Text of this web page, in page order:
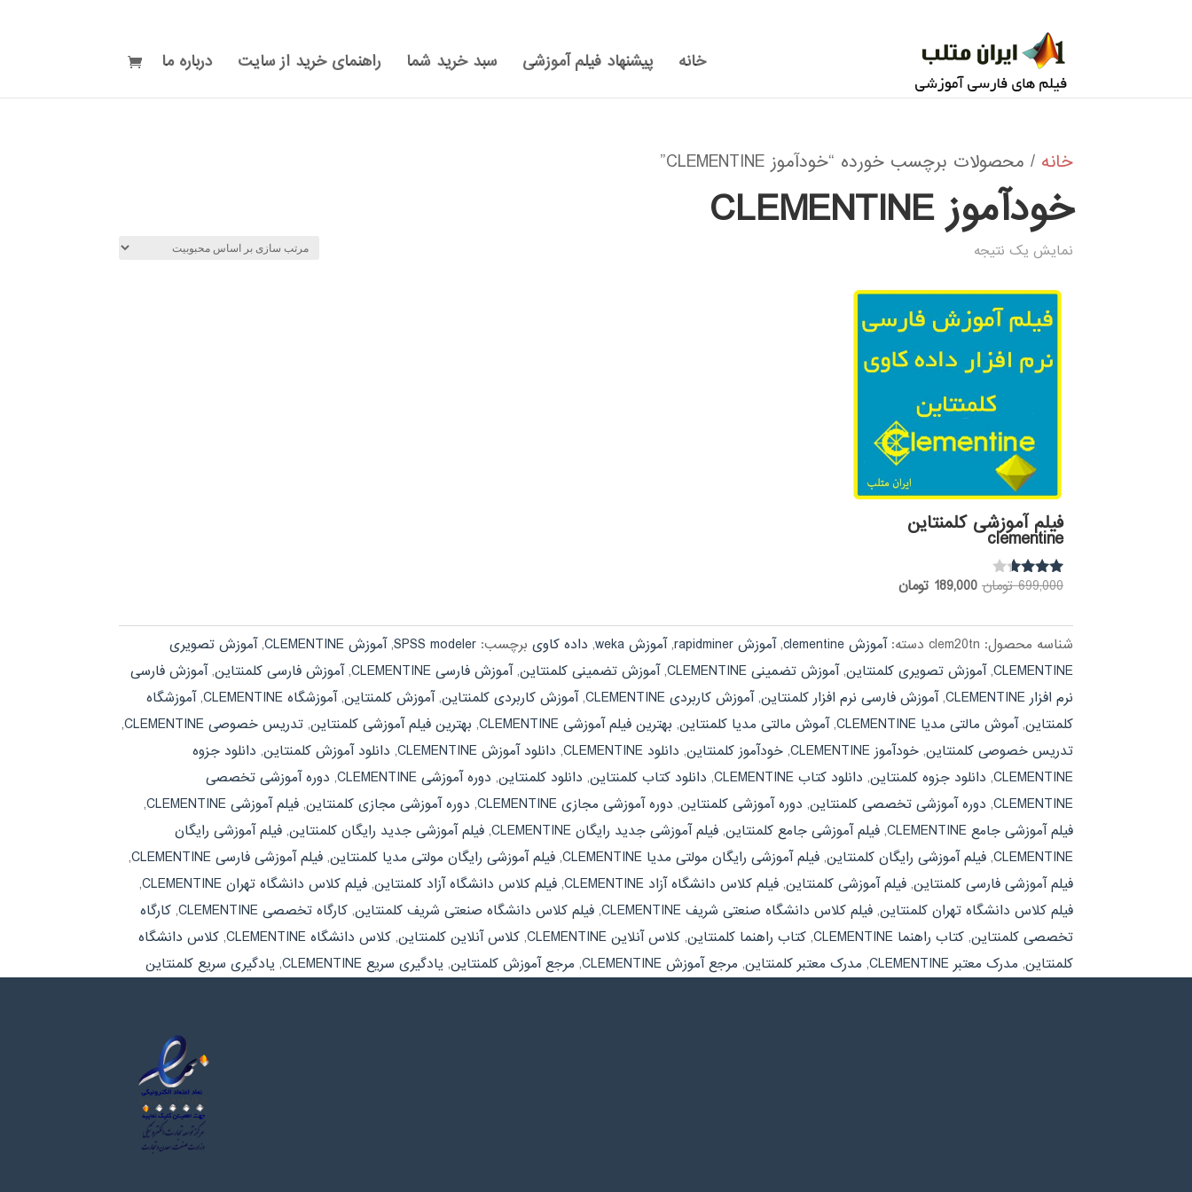
خانه پیشنهاد فیلم آموزشی سبد خرید شما راهنمای خرید از سایت درباره ما
خانه / محصولات برچسب خورده “خودآموز CLEMENTINE”
خودآموز CLEMENTINE
نمایش یک نتیجه
فیلم آموزشی کلمنتاین
clementine
نمره
699,000 تومان قیمت
699,000 تومان
بود.
189,000 تومان
189,000 تومان.
شناسه محصول: clem20tn دسته:آموزش clementine ,آموزش rapidminer ,آموزش weka , داده کاوی برچسب:SPSS modeler
,آموزش CLEMENTINE ,آموزش تصویری
CLEMENTINE
,آموزش تصویری کلمنتاین,آموزش تضمینی CLEMENTINE ,آموزش تضمینی کلمنتاین,آموزش فارسی CLEMENTINE ,آموزش فارسی کلمنتاین,آموزش فارسی
نرم افزار CLEMENTINE
,آموزش فارسی نرم افزار کلمنتاین,آموزش کاربردی CLEMENTINE ,آموزش کاربردی کلمنتاین,آموزش کلمنتاین,آموزشگاه CLEMENTINE ,آموزشگاه
کلمنتاین,آموش مالتی مدیا CLEMENTINE ,آموش مالتی مدیا کلمنتاین, بهترین فیلم آموزشی CLEMENTINE , بهترین فیلم آموزشی کلمنتاین,تدریس خصوصی CLEMENTINE
,
تدریس خصوصی کلمنتاین,خودآموز CLEMENTINE ,خودآموز کلمنتاین, دانلود CLEMENTINE , دانلود آموزش CLEMENTINE , دانلود آموزش کلمنتاین, دانلود جزوه
CLEMENTINE
, دانلود جزوه کلمنتاین, دانلود کتاب CLEMENTINE , دانلود کتاب کلمنتاین, دانلود کلمنتاین, دوره آموزشی CLEMENTINE , دوره آموزشی تخصصی
CLEMENTINE
, دوره آموزشی تخصصی کلمنتاین, دوره آموزشی کلمنتاین, دوره آموزشی مجازی CLEMENTINE , دوره آموزشی مجازی کلمنتاین,فیلم آموزشی CLEMENTINE
,
فیلم آموزشی جامع CLEMENTINE
,فیلم آموزشی جامع کلمنتاین,فیلم آموزشی جدید رایگان CLEMENTINE ,فیلم آموزشی جدید رایگان کلمنتاین,فیلم آموزشی رایگان
CLEMENTINE
,فیلم آموزشی رایگان کلمنتاین,فیلم آموزشی رایگان مولتی مدیا CLEMENTINE ,فیلم آموزشی رایگان مولتی مدیا کلمنتاین,فیلم آموزشی فارسی CLEMENTINE
,
فیلم آموزشی فارسی کلمنتاین,فیلم آموزشی کلمنتاین,فیلم کلاس دانشگاه آزاد CLEMENTINE ,فیلم کلاس دانشگاه آزاد کلمنتاین,فیلم کلاس دانشگاه تهران CLEMENTINE
,
فیلم کلاس دانشگاه تهران کلمنتاین,فیلم کلاس دانشگاه صنعتی شریف CLEMENTINE ,فیلم کلاس دانشگاه صنعتی شریف کلمنتاین,کارگاه تخصصی CLEMENTINE ,کارگاه
تخصصی کلمنتاین,کتاب راهنما CLEMENTINE ,کتاب راهنما کلمنتاین,کلاس آنلاین CLEMENTINE ,کلاس آنلاین کلمنتاین,کلاس دانشگاه CLEMENTINE ,کلاس دانشگاه
کلمنتاین, مدرک معتبر CLEMENTINE , مدرک معتبر کلمنتاین, مرجع آموزش CLEMENTINE , مرجع آموزش کلمنتاین, یادگیری سریع CLEMENTINE , یادگیری سریع کلمنتاین